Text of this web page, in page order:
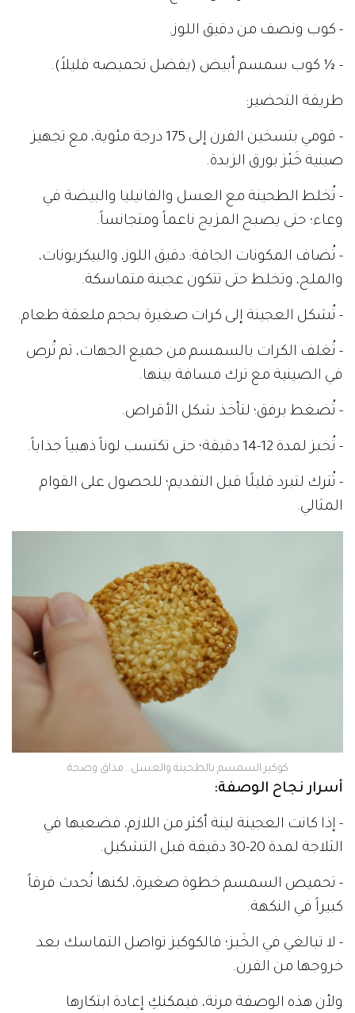
- كوب ونصف من دقيق اللوز.
- ½ كوب سمسم أبيض (يفضل تحميصه قليلاً).
طريقة التحضير:
- قومي بتسخين الفرن إلى 175 درجة مئوية، مع تجهيز
صينية خَبْز بورق الزبدة.
- تُخلط الطحينة مع العسل والفانيليا والبيضة في
وعاء؛ حتى يصبح المزيج ناعماً ومتجانساً.
- تُضاف المكونات الجافة: دقيق اللوز، والبيكربونات،
والملح، وتخلط حتى تتكون عجينة متماسكة.
- تُشكل العجينة إلى كرات صغيرة بحجم ملعقة طعام.
- تُغلف الكرات بالسمسم من جميع الجهات، ثم تُرص
في الصينية مع ترك مسافة بينها.
- تُضغط برفق؛ لتأخذ شكل الأقراص.
- تُخبز لمدة 12-14 دقيقة؛ حتى تكتسب لوناً ذهبياً جذاباً.
- تُترك لتبرد قليلًا قبل التقديم؛ للحصول على القوام
المثالي.
كوكيز السمسم بالطحينة والعسل.. مذاق وصحة
أسرار نجاح الوصفة:
- إذا كانت العجينة لينة أكثر من اللازم، فضعيها في
الثلاجة لمدة 20-30 دقيقة قبل التشكيل.
- تحميص السمسم خطوة صغيرة، لكنها تُحدث فرقاً
كبيراً في النكهة.
- لا تبالغي في الخَبز؛ فالكوكيز تواصل التماسك بعد
خروجها من الفرن.
ولأن هذه الوصفة مرنة، فيمكنكِ إعادة ابتكارها